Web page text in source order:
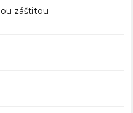
záštitou